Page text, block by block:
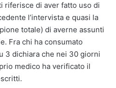
riferisce di aver fatto uso di
l’intervista e quasi la
totale) di averne assunti
Fra chi ha consumato
3 dichiara che nei 30 giorni
medico ha verificato il